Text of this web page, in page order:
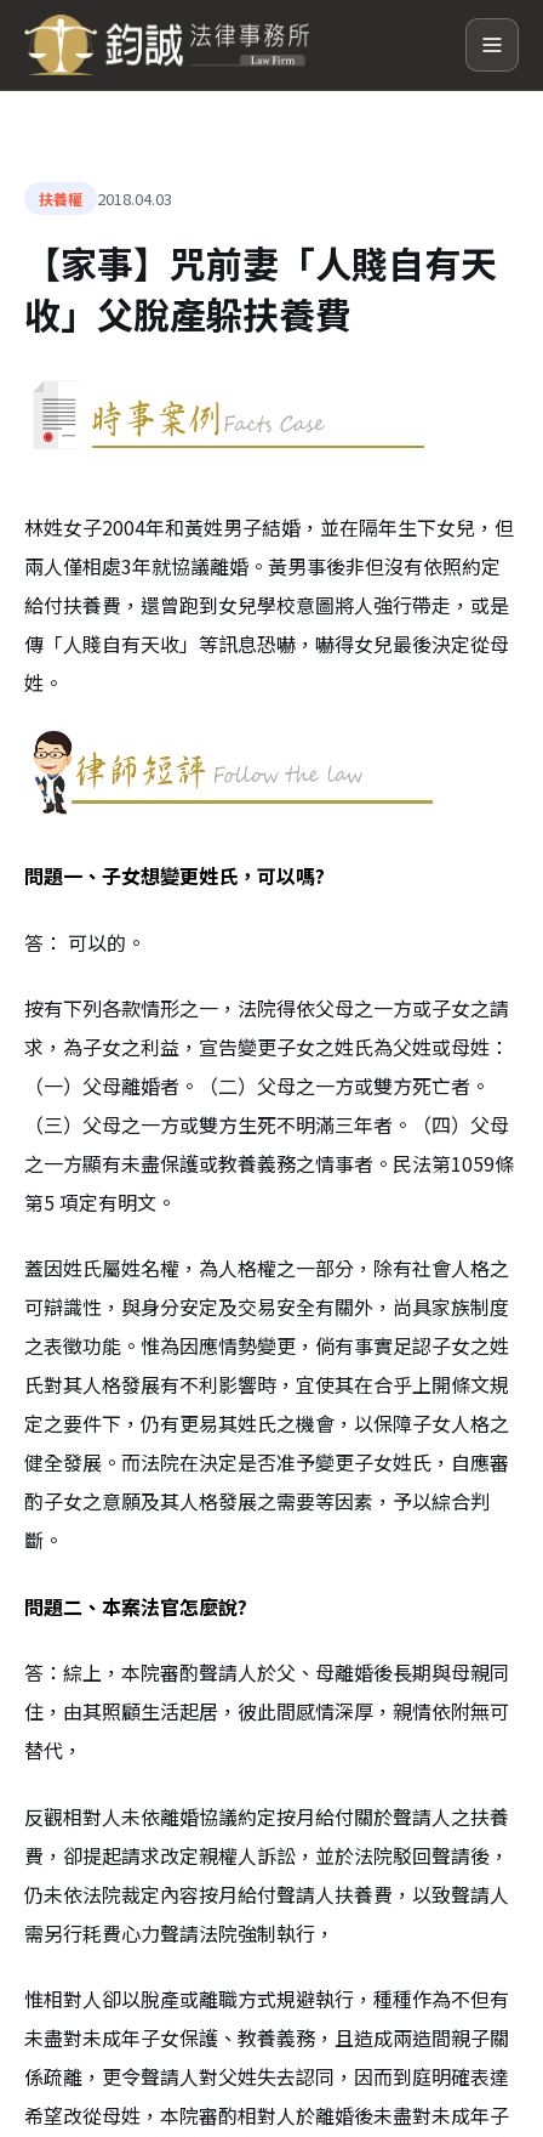
扶養權 2018.04.03
【家事】咒前妻「人賤自有天
收」父脫產躲扶養費
林姓女子2004年和黃姓男子結婚，並在隔年生下女兒，但
兩人僅相處3年就協議離婚。黃男事後非但沒有依照約定
給付扶養費，還曾跑到女兒學校意圖將人強行帶走，或是
傳「人賤自有天收」等訊息恐嚇，嚇得女兒最後決定從母
姓。
問題一、子女想變更姓氏，可以嗎?
答： 可以的。
按有下列各款情形之一，法院得依父母之一方或子女之請
求，為子女之利益，宣告變更子女之姓氏為父姓或母姓：
（一）父母離婚者。（二）父母之一方或雙方死亡者。
（三）父母之一方或雙方生死不明滿三年者。（四）父母
之一方顯有未盡保護或教養義務之情事者。民法第1059條
第5 項定有明文。
蓋因姓氏屬姓名權，為人格權之一部分，除有社會人格之
可辯識性，與身分安定及交易安全有關外，尚具家族制度
之表徵功能。惟為因應情勢變更，倘有事實足認子女之姓
氏對其人格發展有不利影響時，宜使其在合乎上開條文規
定之要件下，仍有更易其姓氏之機會，以保障子女人格之
健全發展。而法院在決定是否准予變更子女姓氏，自應審
酌子女之意願及其人格發展之需要等因素，予以綜合判
斷。
問題二、本案法官怎麼說?
答：綜上，本院審酌聲請人於父、母離婚後長期與母親同
住，由其照顧生活起居，彼此間感情深厚，親情依附無可
替代，
反觀相對人未依離婚協議約定按月給付關於聲請人之扶養
費，卻提起請求改定親權人訴訟，並於法院駁回聲請後，
仍未依法院裁定內容按月給付聲請人扶養費，以致聲請人
需另行耗費心力聲請法院強制執行，
惟相對人卻以脫產或離職方式規避執行，種種作為不但有
未盡對未成年子女保護、教養義務，且造成兩造間親子關
係疏離，更令聲請人對父姓失去認同，因而到庭明確表達
希望改從母姓，本院審酌相對人於離婚後未盡對未成年子